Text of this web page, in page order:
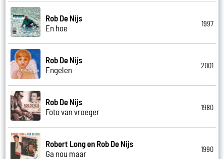
Rob De Nijs
En hoe
1997
Rob De Nijs
Engelen
2001
Rob De Nijs
Foto van vroeger
1980
Robert Long en Rob De Nijs
Ga nou maar
1990